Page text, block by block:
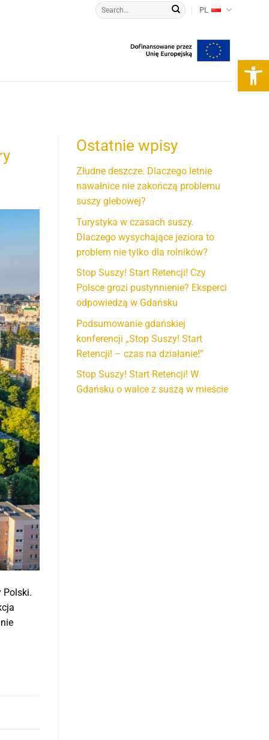
PL
Polski.
Ostatnie wpisy
Złudne deszcze. Dlaczego letnie
nawałnice nie zakończą problemu
suszy glebowej?
Turystyka w czasach suszy.
Dlaczego wysychające jeziora to
problem nie tylko dla rolników?
Stop Suszy! Start Retencji! Czy
Polsce grozi pustynnienie? Eksperci
odpowiedzą w Gdańsku
Podsumowanie gdańskiej
konferencji „Stop Suszy! Start
Retencji! – czas na działanie!”
Stop Suszy! Start Retencji! W
Gdańsku o walce z suszą w mieście